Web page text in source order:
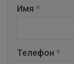
Имя
Телефон